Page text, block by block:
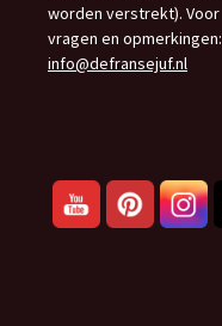
worden verstrekt). Voor
vragen en opmerkingen:
info@defransejuf.nl